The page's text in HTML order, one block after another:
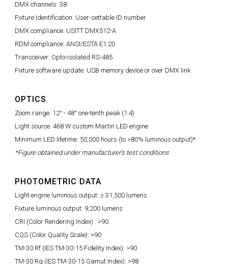
DMX channels: 38
Fixture Identification: User-settable ID number
DMX compliance: USITT DMX512-A
RDM compliance: ANSI/ESTA E1.20
Transceiver: Opto-isolated RS-485
Fixture software update: USB memory device or over DMX link
OPTICS
Zoom range: 12° - 48° one-tenth peak (1:4)
Light source: 468 W custom Martin LED engine
Minimum LED lifetime: 50,000 hours (to >80% luminous output)*
*Figure obtained under manufacturer's test conditions
PHOTOMETRIC DATA
Light engine luminous output: ≥ 31,500 lumens
Fixture luminous output: 9,200 lumens
CRI (Color Rendering Index) : >90
CQS (Color Quality Scale): >90
TM-30 Rf (IES TM-30-15 Fidelity Index): >90
TM-30 Rg (IES TM-30-15 Gamut Index): >98